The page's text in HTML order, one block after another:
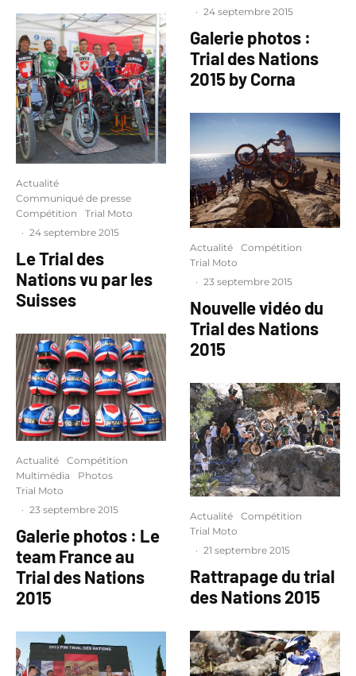
Actualité
Communiqué de presse
Compétition
Trial Moto
· 24 septembre 2015
Le Trial des
Nations vu par les
Suisses
Actualité
Compétition
Multimédia
Photos
Trial Moto
· 23 septembre 2015
Galerie photos : Le
team France au
Trial des Nations
2015
· 24 septembre 2015
Galerie photos :
Trial des Nations
2015 by Corna
Actualité
Compétition
Trial Moto
· 23 septembre 2015
Nouvelle vidéo du
Trial des Nations
2015
Actualité
Compétition
Trial Moto
· 21 septembre 2015
Rattrapage du trial
des Nations 2015